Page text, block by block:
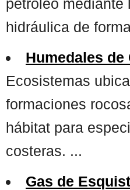
petróleo mediante
hidráulica de
Humedales
Ecosistemas
formaciones
hábitat para
costeras. ...
Gas de